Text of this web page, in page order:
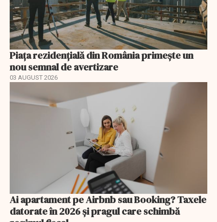
Piața rezidențială din România primește un
nou semnal de avertizare
03 AUGUST 2026
Ai apartament pe Airbnb sau Booking? Taxele
datorate în 2026 și pragul care schimbă